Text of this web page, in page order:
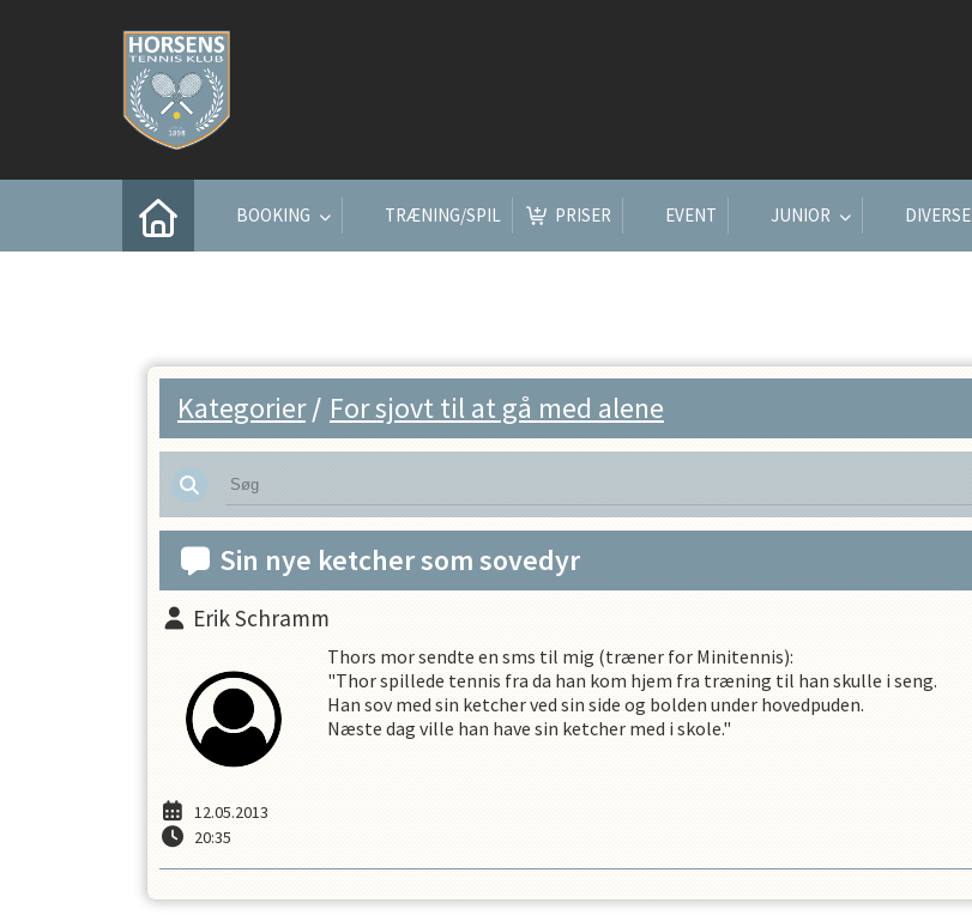
BOOKING TRÆNING/SPIL PRISER EVENT JUNIOR DIVERSE
Kategorier/ For sjovt til at gå med alene
Sin nye ketcher som sovedyr
Erik Schramm
12.05.2013
20:35
Thors mor sendte en sms til mig (træner for Minitennis):
"Thor spillede tennis fra da han kom hjem fra træning til han skulle i seng.
Han sov med sin ketcher ved sin side og bolden under hovedpuden.
Næste dag ville han have sin ketcher med i skole."